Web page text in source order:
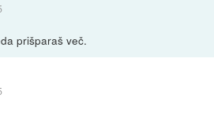
prišparaš več.